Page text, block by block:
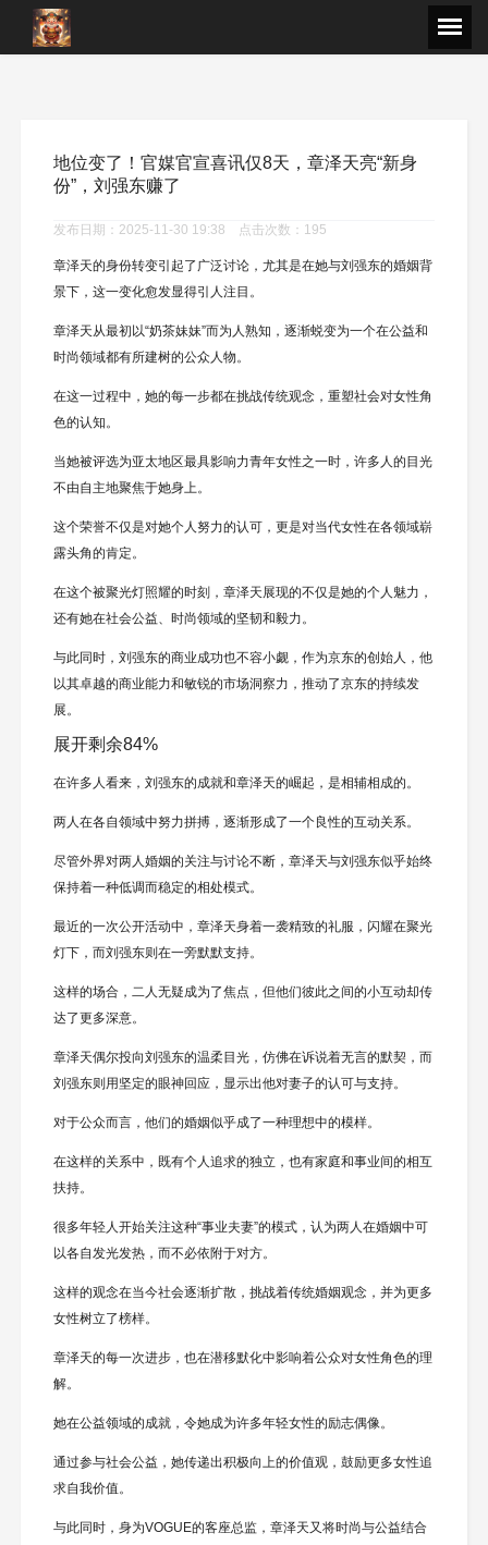
地位变了！官媒官宣喜讯仅8天，章泽天亮“新身
份”，刘强东赚了
发布日期：2025-11-30 19:38 点击次数：195
章泽天的身份转变引起了广泛讨论，尤其是在她与刘强东的婚姻背
景下，这一变化愈发显得引人注目。
章泽天从最初以“奶茶妹妹”而为人熟知，逐渐蜕变为一个在公益和
时尚领域都有所建树的公众人物。
在这一过程中，她的每一步都在挑战传统观念，重塑社会对女性角
色的认知。
当她被评选为亚太地区最具影响力青年女性之一时，许多人的目光
不由自主地聚焦于她身上。
这个荣誉不仅是对她个人努力的认可，更是对当代女性在各领域崭
露头角的肯定。
在这个被聚光灯照耀的时刻，章泽天展现的不仅是她的个人魅力，
还有她在社会公益、时尚领域的坚韧和毅力。
与此同时，刘强东的商业成功也不容小觑，作为京东的创始人，他
以其卓越的商业能力和敏锐的市场洞察力，推动了京东的持续发
展。
展开剩余84%
在许多人看来，刘强东的成就和章泽天的崛起，是相辅相成的。
两人在各自领域中努力拼搏，逐渐形成了一个良性的互动关系。
尽管外界对两人婚姻的关注与讨论不断，章泽天与刘强东似乎始终
保持着一种低调而稳定的相处模式。
最近的一次公开活动中，章泽天身着一袭精致的礼服，闪耀在聚光
灯下，而刘强东则在一旁默默支持。
这样的场合，二人无疑成为了焦点，但他们彼此之间的小互动却传
达了更多深意。
章泽天偶尔投向刘强东的温柔目光，仿佛在诉说着无言的默契，而
刘强东则用坚定的眼神回应，显示出他对妻子的认可与支持。
对于公众而言，他们的婚姻似乎成了一种理想中的模样。
在这样的关系中，既有个人追求的独立，也有家庭和事业间的相互
扶持。
很多年轻人开始关注这种“事业夫妻”的模式，认为两人在婚姻中可
以各自发光发热，而不必依附于对方。
这样的观念在当今社会逐渐扩散，挑战着传统婚姻观念，并为更多
女性树立了榜样。
章泽天的每一次进步，也在潜移默化中影响着公众对女性角色的理
解。
她在公益领域的成就，令她成为许多年轻女性的励志偶像。
通过参与社会公益，她传递出积极向上的价值观，鼓励更多女性追
求自我价值。
与此同时，身为VOGUE的客座总监，章泽天又将时尚与公益结合